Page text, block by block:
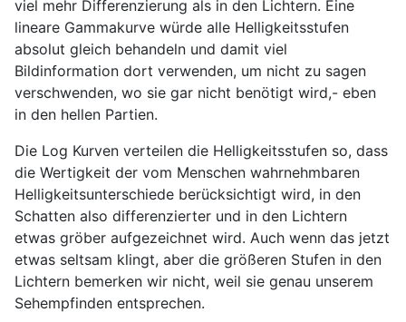
viel mehr Differenzierung als in den Lichtern. Eine
lineare Gammakurve würde alle Helligkeitsstufen
absolut gleich behandeln und damit viel
Bildinformation dort verwenden, um nicht zu sagen
verschwenden, wo sie gar nicht benötigt wird,- eben
in den hellen Partien.
Die Log Kurven verteilen die Helligkeitsstufen so, dass
die Wertigkeit der vom Menschen wahrnehmbaren
Helligkeitsunterschiede berücksichtigt wird, in den
Schatten also differenzierter und in den Lichtern
etwas gröber aufgezeichnet wird. Auch wenn das jetzt
etwas seltsam klingt, aber die größeren Stufen in den
Lichtern bemerken wir nicht, weil sie genau unserem
Sehempfinden entsprechen.